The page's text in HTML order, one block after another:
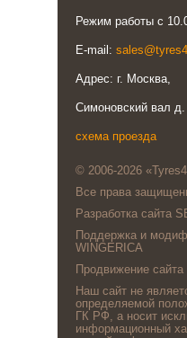
Режим работы с
E-mail:
Адрес: г. Москва,
Симоновский вал д.
схема проезда
© 2006-2026
Все права
Разработка сайта
Поддержка и
WINGERICA
Продвижение
Наш сайт не
определяемой
ГК РФ, а носит
информационный